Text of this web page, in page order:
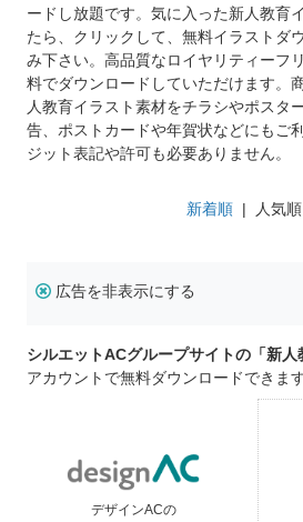
ードし放題です。気に入った新人教育
たら、クリックして、無料イラストダ
み下さい。高品質なロイヤリティーフ
料でダウンロードしていただけます。
人教育イラスト素材をチラシやポスタ
告、ポストカードや年賀状などにもご
ジット表記や許可も必要ありません。
新着順 | 人気順
広告を非表示にする
シルエットACグループサイトの「新
アカウントで無料ダウンロードできます
デザインACの